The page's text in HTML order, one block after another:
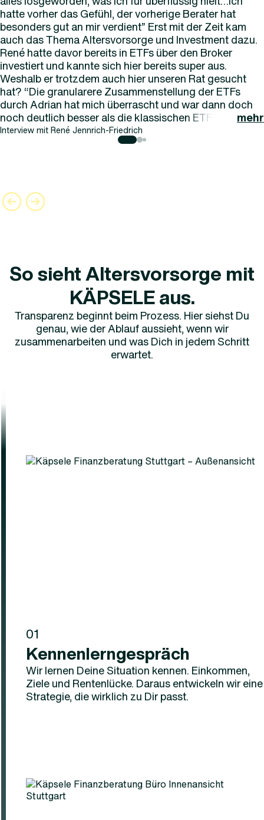
hatte vorher das Gefühl, der vorherige Berater hat
besonders gut an mir verdient” Erst mit der Zeit kam
auch das Thema Altersvorsorge und Investment dazu.
René hatte davor bereits in ETFs über den Broker
investiert und kannte sich hier bereits super aus.
Weshalb er trotzdem auch hier unseren Rat gesucht
hat? “Die granularere Zusammenstellung der ETFs
durch Adrian hat mich überrascht und war dann doch
noch deutlich besser als die klassischen ETFs.
mehr
Interview mitRené Jennrich-Friedrich
So sieht Altersvorsorge mit
KÄPSELE aus.
Transparenz beginnt beim Prozess. Hier siehst Du
genau, wie der Ablauf aussieht, wenn wir
zusammenarbeiten und was Dich in jedem Schritt
erwartet.
01
Kennenlerngespräch
Wir lernen Deine Situation kennen. Einkommen,
Ziele und Rentenlücke. Daraus entwickeln wir eine
Strategie, die wirklich zu Dir passt.